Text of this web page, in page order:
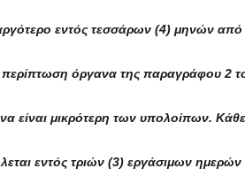
εντός τεσσάρων (4) μηνών από
περίπτωση όργανα της παραγράφου 2
να είναι μικρότερη των υπολοίπων.
εντός τριών (3) εργάσιμων